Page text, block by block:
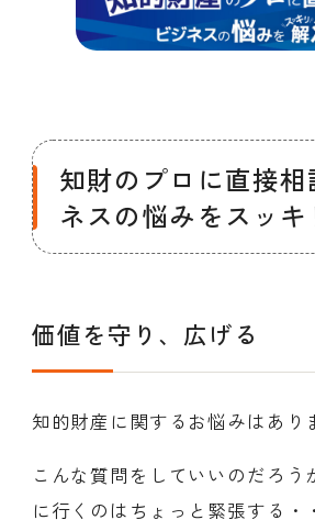
知財のプロに直接
ネスの悩みをスッ
価値を守り、広げる
知的財産に関するお悩みはあり
こんな質問をしていいのだろう
に行くのはちょっと緊張する・